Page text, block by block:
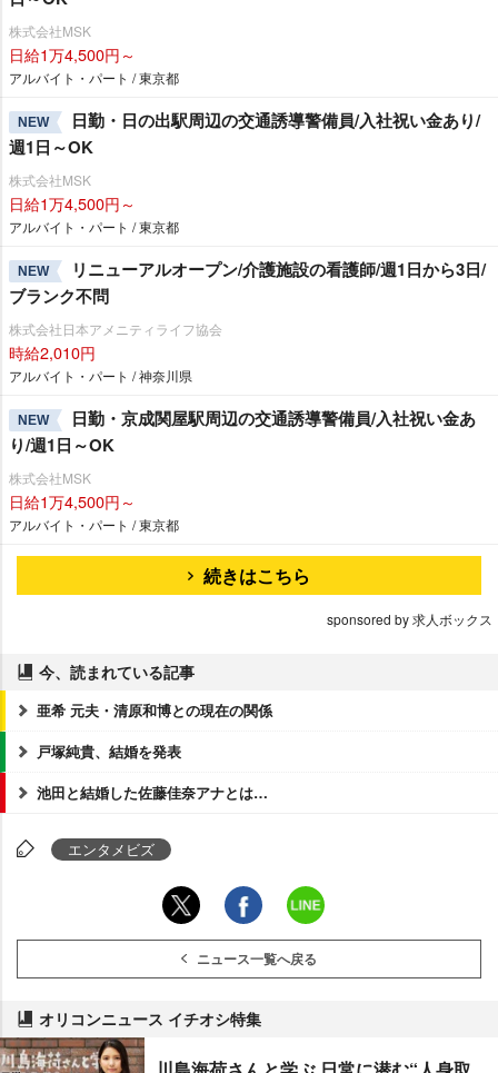
株式会社MSK
日給1万4,500円～
アルバイト・パート / 東京都
NEW
日勤・日の出駅周辺の交通誘導警備員/入社祝い金あり/
週1日～OK
株式会社MSK
日給1万4,500円～
アルバイト・パート / 東京都
NEW
リニューアルオープン/介護施設の看護師/週1日から3日/
ブランク不問
株式会社日本アメニティライフ協会
時給2,010円
アルバイト・パート / 神奈川県
NEW
日勤・京成関屋駅周辺の交通誘導警備員/入社祝い金あ
り/週1日～OK
株式会社MSK
日給1万4,500円～
アルバイト・パート / 東京都
続きはこちら
sponsored by 求人ボックス
今、読まれている記事
亜希 元夫・清原和博との現在の関係
戸塚純貴、結婚を発表
池田と結婚した佐藤佳奈アナとは…
エンタメビズ
ニュース一覧へ戻る
オリコンニュース イチオシ特集